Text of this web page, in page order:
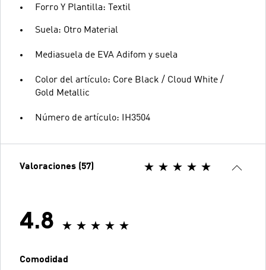
Forro Y Plantilla: Textil
Suela: Otro Material
Mediasuela de EVA Adifom y suela
Color del artículo: Core Black / Cloud White /
Gold Metallic
Número de artículo: IH3504
Valoraciones (57)
4.8
Comodidad